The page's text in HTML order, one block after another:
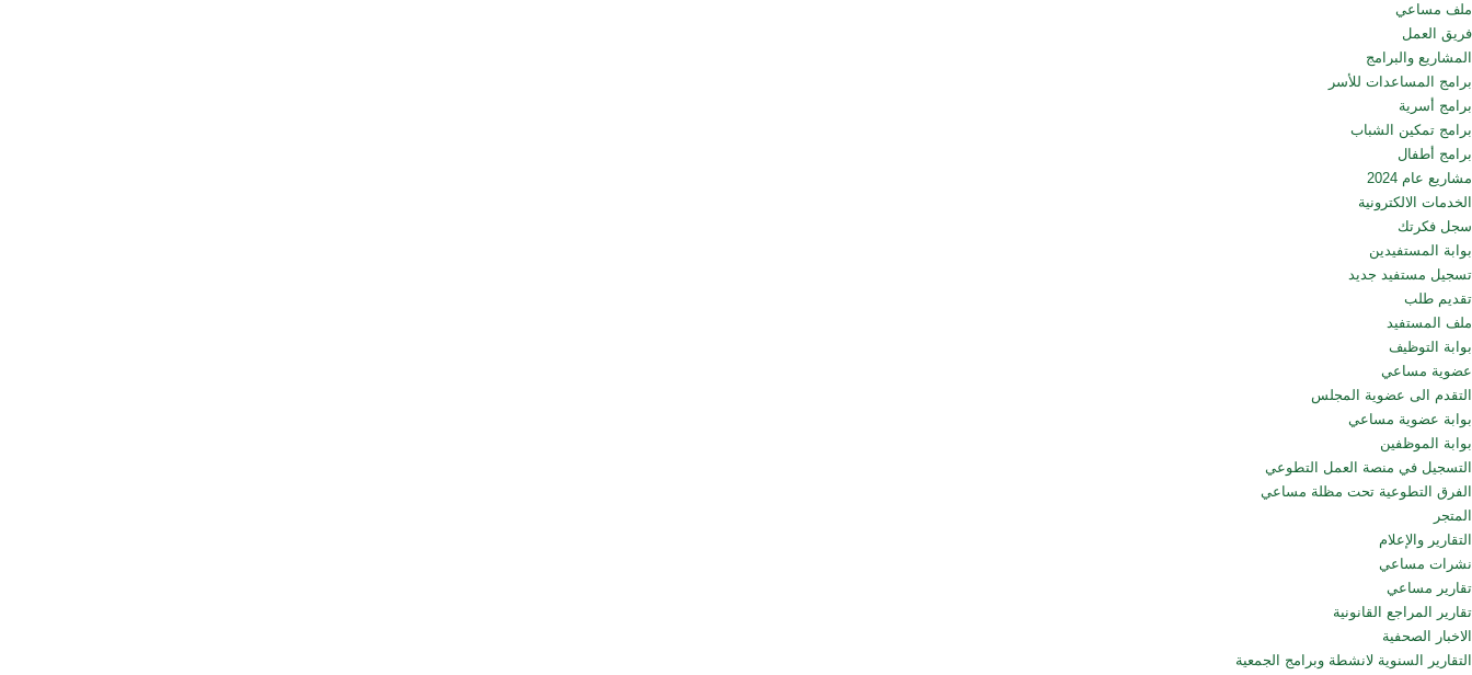
ملف مساعي
فريق العمل
المشاريع والبرامج
برامج المساعدات للأسر
برامج أسرية
برامج تمكين الشباب
برامج أطفال
مشاريع عام 2024
الخدمات الالكترونية
سجل فكرتك
بوابة المستفيدين
تسجيل مستفيد جديد
تقديم طلب
ملف المستفيد
بوابة التوظيف
عضوية مساعي
التقدم الى عضوية المجلس
بوابة عضوية مساعي
بوابة الموظفين
التسجيل في منصة العمل التطوعي
الفرق التطوعية تحت مظلة مساعي
المتجر
التقارير والإعلام
نشرات مساعي
تقارير مساعي
تقارير المراجع القانونية
الاخبار الصحفية
التقارير السنوية لانشطة وبرامج الجمعية